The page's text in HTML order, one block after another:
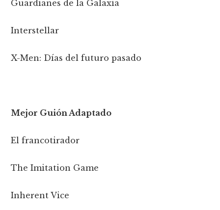
Guardianes de la Galaxia
Interstellar
X-Men: Días del futuro pasado
Mejor Guión Adaptado
El francotirador
The Imitation Game
Inherent Vice